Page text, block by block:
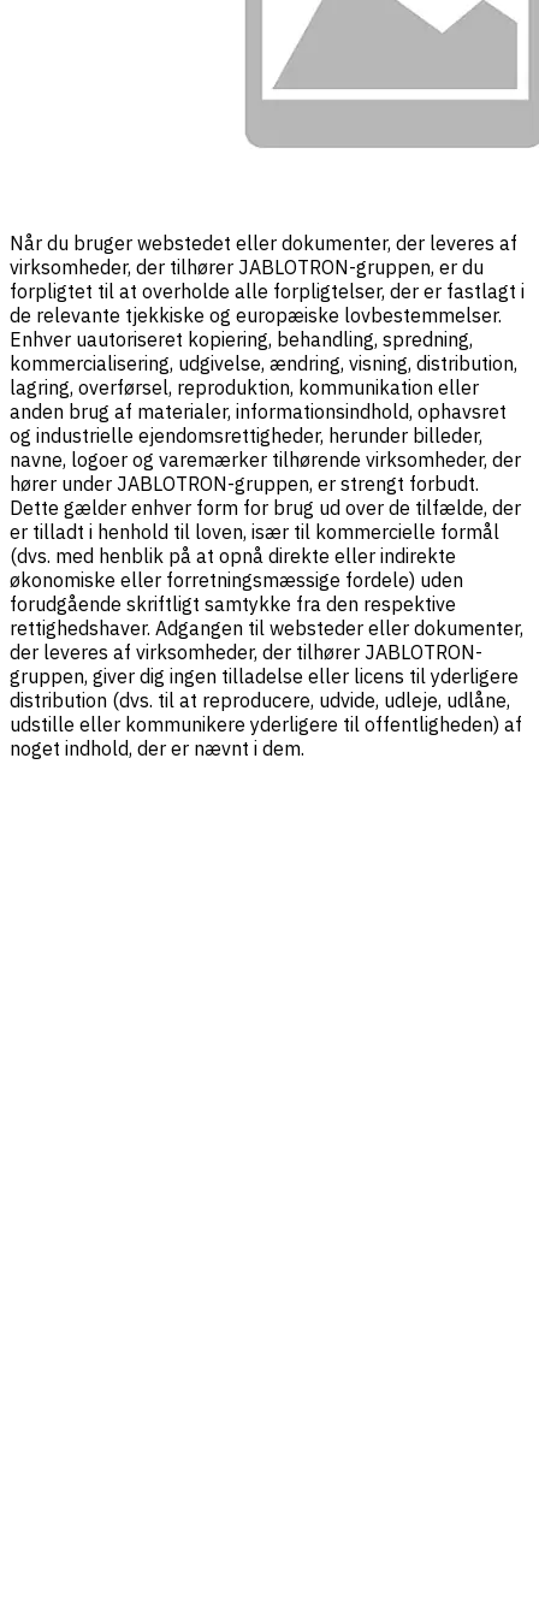
Når du bruger webstedet eller dokumenter, der leveres af
virksomheder, der tilhører JABLOTRON-gruppen, er du
forpligtet til at overholde alle forpligtelser, der er fastlagt i
de relevante tjekkiske og europæiske lovbestemmelser.
Enhver uautoriseret kopiering, behandling, spredning,
kommercialisering, udgivelse, ændring, visning, distribution,
lagring, overførsel, reproduktion, kommunikation eller
anden brug af materialer, informationsindhold, ophavsret
og industrielle ejendomsrettigheder, herunder billeder,
navne, logoer og varemærker tilhørende virksomheder, der
hører under JABLOTRON-gruppen, er strengt forbudt.
Dette gælder enhver form for brug ud over de tilfælde, der
er tilladt i henhold til loven, især til kommercielle formål
(dvs. med henblik på at opnå direkte eller indirekte
økonomiske eller forretningsmæssige fordele) uden
forudgående skriftligt samtykke fra den respektive
rettighedshaver. Adgangen til websteder eller dokumenter,
der leveres af virksomheder, der tilhører JABLOTRON-
gruppen, giver dig ingen tilladelse eller licens til yderligere
distribution (dvs. til at reproducere, udvide, udleje, udlåne,
udstille eller kommunikere yderligere til offentligheden) af
noget indhold, der er nævnt i dem.